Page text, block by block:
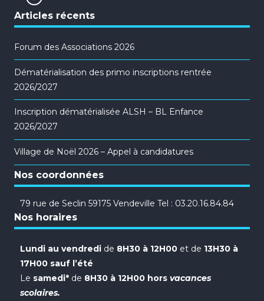
Articles récents
Forum des Associations 2026
Dématérialisation des primo inscriptions rentrée
2026/2027
Inscription dématérialisée ALSH – BL Enfance
2026/2027
Village de Noël 2026 – Appel à candidatures
Nos coordonnées
79 rue de Seclin 59175 Vendeville Tel : 03.20.16.84.84
Nos horaires
Lundi au vendredi de 8H30 à 12H00 et de 13H30 à
17H00 sauf l’été
Le samedi* de 8H30 à 12H00 hors vacances
scolaires.